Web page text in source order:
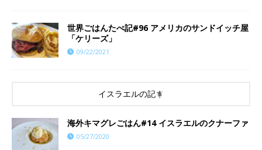
世界ごはんたべ記#96 アメリカのサンドイッチ屋
「ケリーズ」
09/22/2021
イスラエルの記事
海外キマグレごはん#14 イスラエルのクナーファ
05/27/2020